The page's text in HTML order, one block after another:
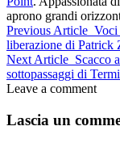
aprono grandi
Previous Article Voci
liberazione di Patrick
Next Article Scacco
sottopassaggi di
Leave a comment
Lascia un